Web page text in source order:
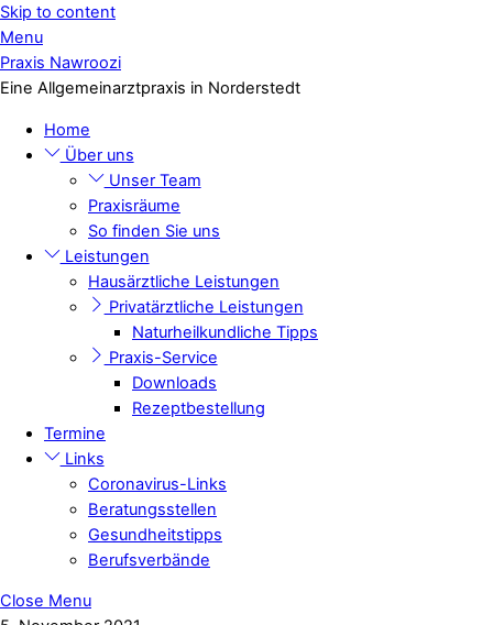
Skip to content
Menu
Praxis Nawroozi
Eine Allgemeinarztpraxis in Norderstedt
Home
Über uns
Unser Team
Praxisräume
So finden Sie uns
Leistungen
Hausärztliche Leistungen
Privatärztliche Leistungen
Naturheilkundliche Tipps
Praxis-Service
Downloads
Rezeptbestellung
Termine
Links
Coronavirus-Links
Beratungsstellen
Gesundheitstipps
Berufsverbände
Close Menu